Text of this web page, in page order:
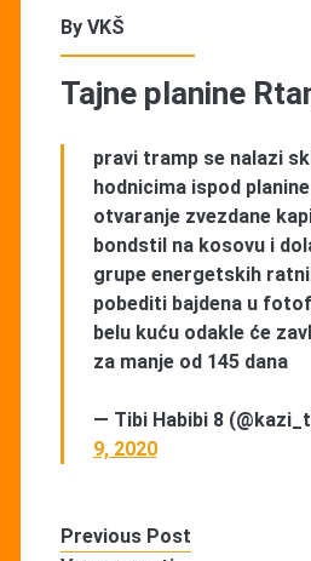
By VKŠ
Tajne planine
pravi tramp se nalazi
hodnicima ispod
otvaranje zvezdane
bondstil na kosovu i
grupe energetskih
pobediti bajdena u
belu kuću odakle će
za manje od 145 dana
— Tibi Habibi 8
9, 2020
Previous Post